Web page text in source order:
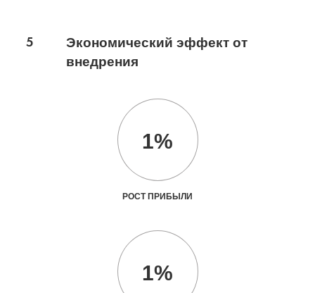
5
Экономический эффект от
внедрения
1%
РОСТ ПРИБЫЛИ
1%